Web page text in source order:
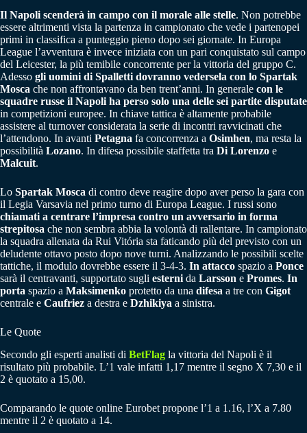
Il Napoli scenderà in campo con il morale alle stelle. Non potrebbe
essere altrimenti vista la partenza in campionato che vede i partenopei
primi in classifica a punteggio pieno dopo sei giornate. In Europa
League l’avventura è invece iniziata con un pari conquistato sul campo
del Leicester, la più temibile concorrente per la vittoria del gruppo C.
Adesso gli uomini di Spalletti dovranno vedersela con lo Spartak
Mosca che non affrontavano da ben trent’anni. In generale con le
squadre russe il Napoli ha perso solo una delle sei partite disputate
in competizioni europee. In chiave tattica è altamente probabile
assistere al turnover considerata la serie di incontri ravvicinati che
l’attendono. In avanti Petagna fa concorrenza a Osimhen, ma resta la
possibilità Lozano. In difesa possibile staffetta tra Di Lorenzo e
Malcuit.
Lo Spartak Mosca di contro deve reagire dopo aver perso la gara con
il Legia Varsavia nel primo turno di Europa League. I russi sono
chiamati a centrare l’impresa contro un avversario in forma
strepitosa che non sembra abbia la volontà di rallentare. In campionato
la squadra allenata da Rui Vitória sta faticando più del previsto con un
deludente ottavo posto dopo nove turni. Analizzando le possibili scelte
tattiche, il modulo dovrebbe essere il 3-4-3. In attacco spazio a Ponce
sarà il centravanti, supportato sugli esterni da Larsson e Promes. In
porta spazio a Maksimenko protetto da una difesa a tre con Gigot
centrale e Caufriez a destra e Dzhikiya a sinistra.
Le Quote
Secondo gli esperti analisti di BetFlag la vittoria del Napoli è il
risultato più probabile. L’1 vale infatti 1,17 mentre il segno X 7,30 e il
2 è quotato a 15,00.
Comparando le quote online Eurobet propone l’1 a 1.16, l’X a 7.80
mentre il 2 è quotato a 14.